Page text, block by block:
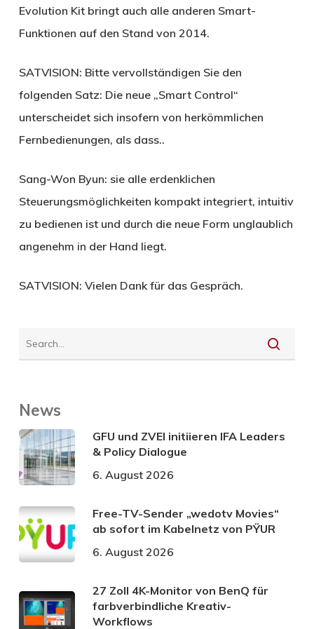
Evolution Kit bringt auch alle anderen Smart-
Funktionen auf den Stand von 2014.
SATVISION: Bitte vervollständigen Sie den
folgenden Satz: Die neue „Smart Control“
unterscheidet sich insofern von herkömmlichen
Fernbedienungen, als dass..
Sang-Won Byun: sie alle erdenklichen
Steuerungsmöglichkeiten kompakt integriert, intuitiv
zu bedienen ist und durch die neue Form unglaublich
angenehm in der Hand liegt.
SATVISION: Vielen Dank für das Gespräch.
News
GFU und ZVEI initiieren IFA Leaders
& Policy Dialogue
6. August 2026
Free-TV-Sender „wedotv Movies“
ab sofort im Kabelnetz von PŸUR
6. August 2026
27 Zoll 4K-Monitor von BenQ für
farbverbindliche Kreativ-
Workflows